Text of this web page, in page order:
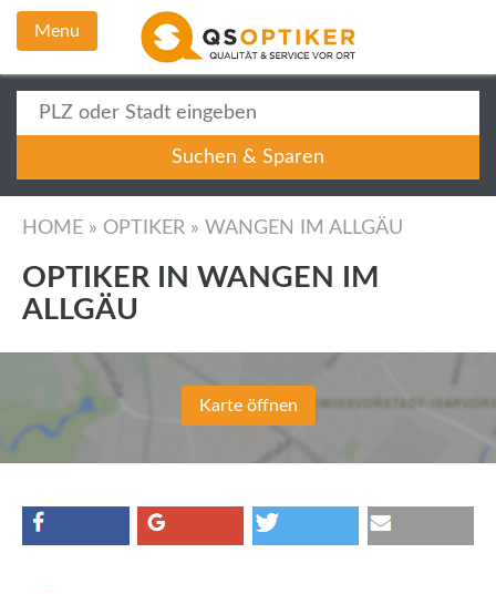
Menu
HOME » OPTIKER » WANGEN IM ALLGÄU
OPTIKER IN WANGEN IM
ALLGÄU
Karte öffnen